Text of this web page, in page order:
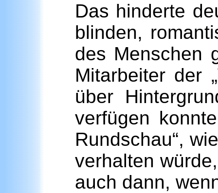
Das hinderte
blinden,
des Menschen
Mitarbeiter der
über
verfügen
Rundschau“,
verhalten
auch dann,